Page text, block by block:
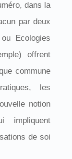
dans la
par deux
Ecologies
offrent
commune
les
notion
de soi